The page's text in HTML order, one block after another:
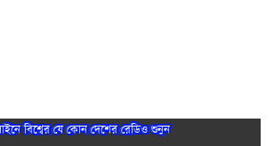
বিশ্বের যে কোন দেশের রেডিও শুনুন